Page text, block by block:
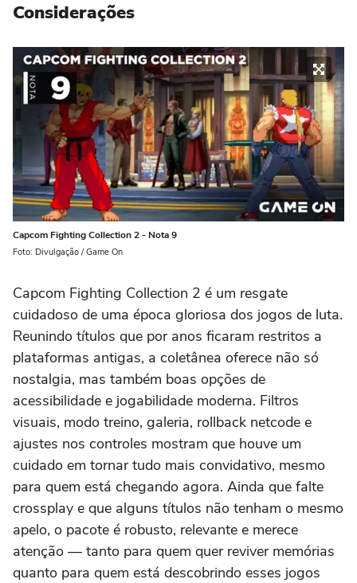
Considerações
Capcom Fighting Collection 2 - Nota 9
Foto: Divulgação / Game On
Capcom Fighting Collection 2 é um resgate
cuidadoso de uma época gloriosa dos jogos de luta.
Reunindo títulos que por anos ficaram restritos a
plataformas antigas, a coletânea oferece não só
nostalgia, mas também boas opções de
acessibilidade e jogabilidade moderna. Filtros
visuais, modo treino, galeria, rollback netcode e
ajustes nos controles mostram que houve um
cuidado em tornar tudo mais convidativo, mesmo
para quem está chegando agora. Ainda que falte
crossplay e que alguns títulos não tenham o mesmo
apelo, o pacote é robusto, relevante e merece
atenção — tanto para quem quer reviver memórias
quanto para quem está descobrindo esses jogos